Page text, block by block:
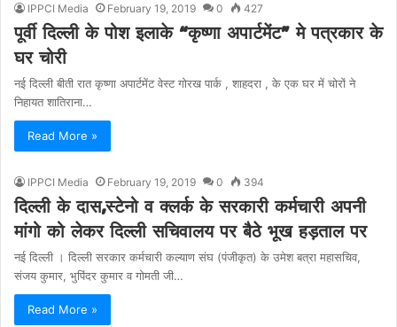
IPPCI Media February 19, 2019 0 427
पूर्वी दिल्ली के पोश इलाके “कृष्णा अपार्टमेंट” मे पत्रकार के
घर चोरी
नई दिल्ली बीती रात कृष्णा अपार्टमेंट वेस्ट गोरख पार्क , शाहदरा , के एक घर में चोरों ने
निहायत शातिराना…
Read More »
IPPCI Media February 19, 2019 0 394
दिल्ली के दास,स्टेनो व क्लर्क के सरकारी कर्मचारी अपनी
मांगो को लेकर दिल्ली सचिवालय पर बैठे भूख हड़ताल पर
नई दिल्ली । दिल्ली सरकार कर्मचारी कल्याण संघ (पंजीकृत) के उमेश बत्रा महासचिव,
संजय कुमार, भुपिंदर कुमार व गोमती जी…
Read More »